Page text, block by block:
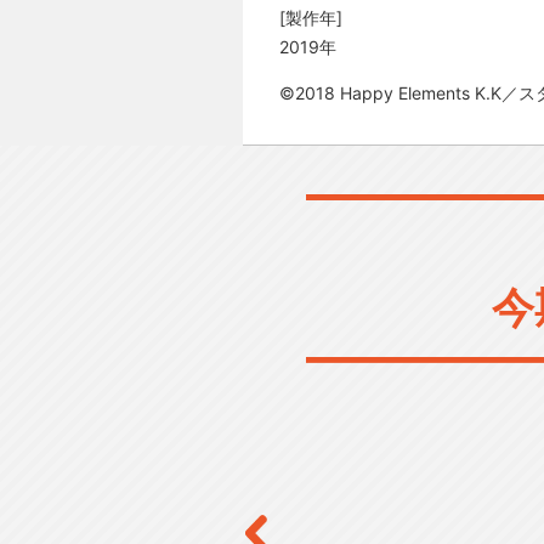
[製作年]
2019年
©2018 Happy Elements K.K／ス